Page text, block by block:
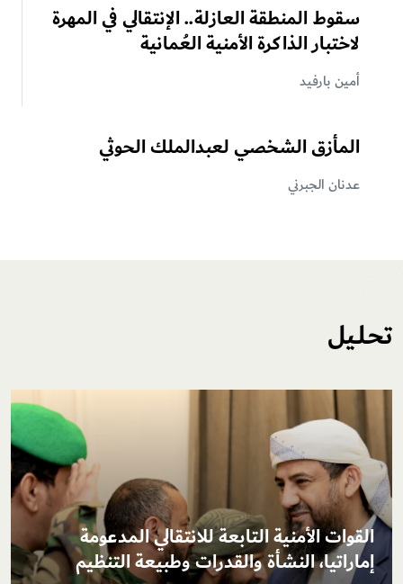
سقوط المنطقة العازلة.. الإنتقالي في المهرة
لاختبار الذاكرة الأمنية العُمانية
أمين بارفيد
المأزق الشخصي لعبدالملك الحوثي
عدنان الجبرني
تحـلـيل
القوات الأمنية التابعة للانتقالي المدعومة
إماراتيا، النشأة والقدرات وطبيعة التنظيم